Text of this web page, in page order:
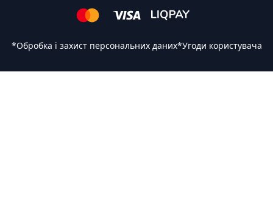
*Обробка і захист персональних даних*Угоди користувача